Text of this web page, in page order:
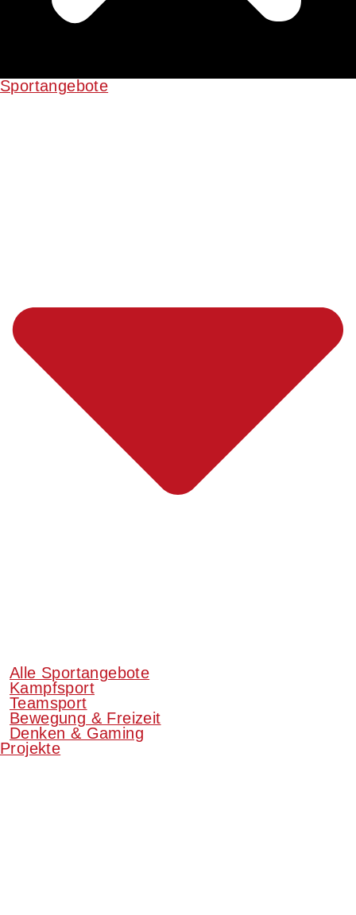
Sportangebote
Alle Sportangebote
Kampfsport
Teamsport
Bewegung & Freizeit
Denken & Gaming
Projekte